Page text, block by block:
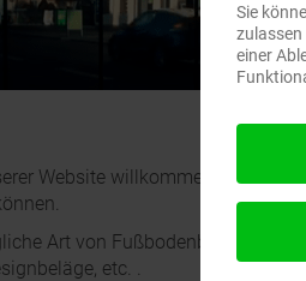
Website willkommen und
Art von Fußbodenbelägen,
etc. .
Sie
zulassen
einer